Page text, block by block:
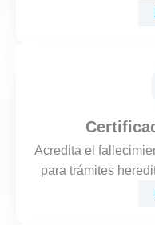
Acredita el
para trámites